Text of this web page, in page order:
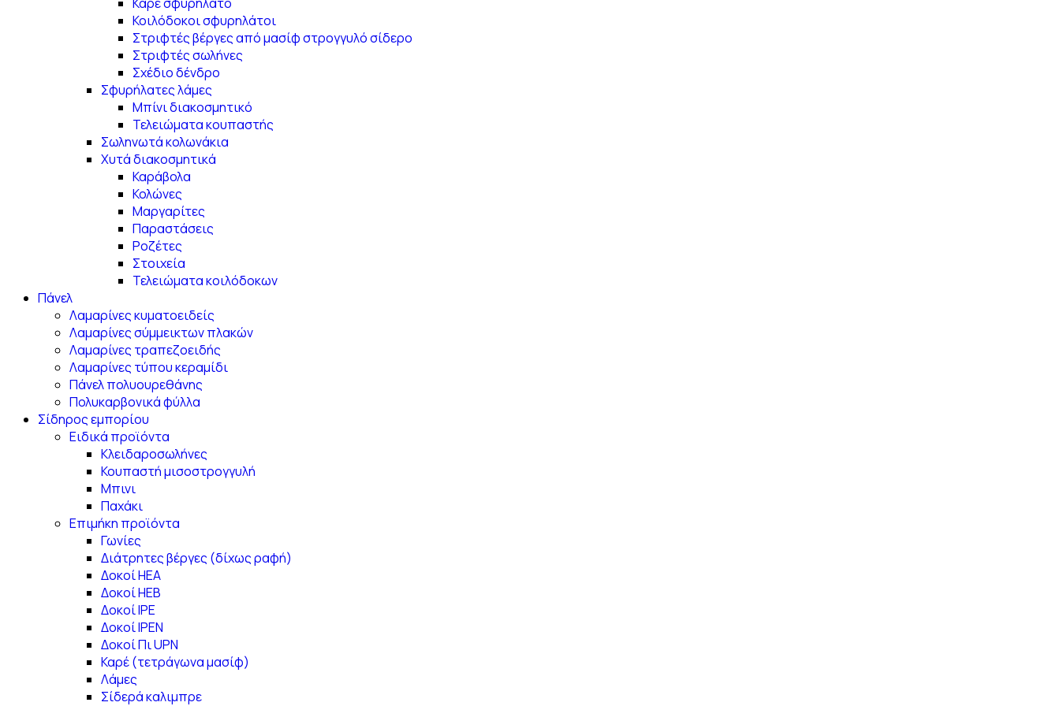
Κοιλόδοκοι σφυρηλάτοι
Στριφτές βέργες από μασίφ στρογγυλό σίδερο
Στριφτές σωλήνες
Σχέδιο δένδρο
Σφυρήλατες λάμες
Μπίνι διακοσμητικό
Τελειώματα κουπαστής
Σωληνωτά κολωνάκια
Χυτά διακοσμητικά
Καράβολα
Κολώνες
Μαργαρίτες
Παραστάσεις
Ροζέτες
Στοιχεία
Τελειώματα κοιλόδοκων
Πάνελ
Λαμαρίνες κυματοειδείς
Λαμαρίνες σύμμεικτων πλακών
Λαμαρίνες τραπεζοειδής
Λαμαρίνες τύπου κεραμίδι
Πάνελ πολυουρεθάνης
Πολυκαρβονικά φύλλα
Σίδηρος εμπορίου
Ειδικά προϊόντα
Κλειδαροσωλήνες
Κουπαστή μισοστρογγυλή
Μπινι
Παχάκι
Επιμήκη προϊόντα
Γωνίες
Διάτρητες βέργες (δίχως ραφή)
Δοκοί ΗΕΑ
Δοκοί ΗΕΒ
Δοκοί ΙΡΕ
Δοκοί ΙΡΕΝ
Δοκοί Πι UPN
Καρέ (τετράγωνα μασίφ)
Λάμες
Σίδερά καλιμπρε